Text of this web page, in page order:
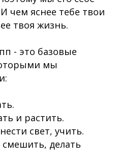
чем яснее тебе твои
твоя жизнь.
- это базовые
мы
и растить.
свет, учить.
смешить, делать